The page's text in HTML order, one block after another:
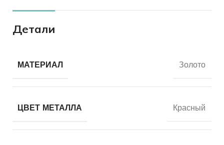
Детали
МАТЕРИАЛ Золото
ЦВЕТ МЕТАЛЛА Красный